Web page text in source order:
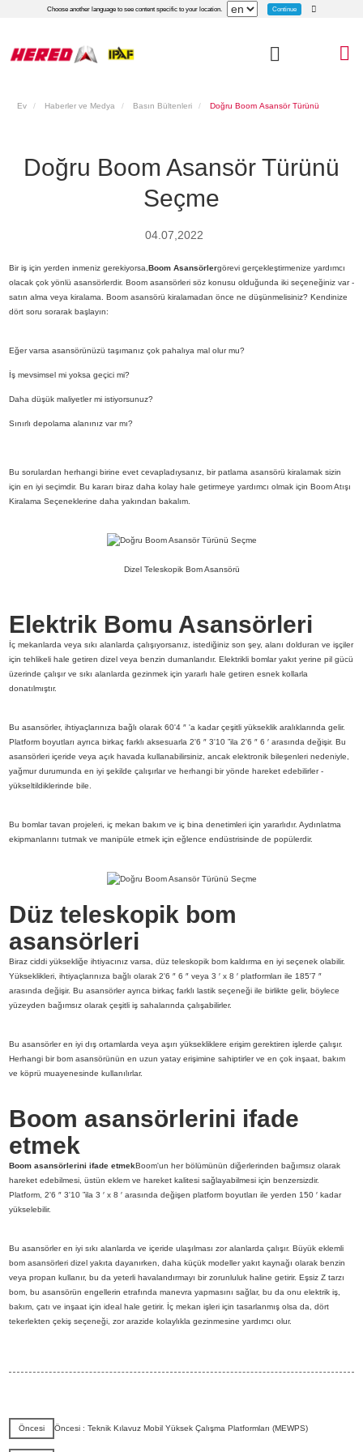
Choose another language to see content specific to your location. Continue
Ev Haberler ve Medya Basın Bültenleri
Doğru Boom Asansör Türünü
Seçme
04.07,2022
Bir iş için yerden inmeniz gerekiyorsa, Boom Asansörlergörevi gerçekleştirmenize yardımcı
olacak çok yönlü asansörlerdir. Boom asansörleri söz konusu olduğunda iki seçeneğiniz var -
satın alma veya kiralama. Boom asansörü kiralamadan önce ne düşünmelisiniz? Kendinize
dört soru sorarak başlayın:
Eğer varsa asansörünüzü taşımanız çok pahalıya mal olur mu?
İş mevsimsel mi yoksa geçici mi?
Daha düşük maliyetler mi istiyorsunuz?
Sınırlı depolama alanınız var mı?
Bu sorulardan herhangi birine evet cevapladıysanız, bir patlama asansörü kiralamak sizin
için en iyi seçimdir. Bu kararı biraz daha kolay hale getirmeye yardımcı olmak için Boom Atışı
Kiralama Seçeneklerine daha yakından bakalım.
Dizel Teleskopik Bom Asansörü
Elektrik Bomu Asansörleri
İç mekanlarda veya sıkı alanlarda çalışıyorsanız, istediğiniz son şey, alanı dolduran ve işçiler
için tehlikeli hale getiren dizel veya benzin dumanlarıdır. Elektrikli bomlar yakıt yerine pil gücü
üzerinde çalışır ve sıkı alanlarda gezinmek için yararlı hale getiren esnek kollarla
donatılmıştır.
Bu asansörler, ihtiyaçlarınıza bağlı olarak 60'4 ″ 'a kadar çeşitli yükseklik aralıklarında gelir.
Platform boyutları ayrıca birkaç farklı aksesuarla 2'6 ″ 3'10 ”ila 2'6 ″ 6 ′ arasında değişir. Bu
asansörleri içeride veya açık havada kullanabilirsiniz, ancak elektronik bileşenleri nedeniyle,
yağmur durumunda en iyi şekilde çalışırlar ve herhangi bir yönde hareket edebilirler -
yükseltildiklerinde bile.
Bu bomlar tavan projeleri, iç mekan bakım ve iç bina denetimleri için yararlıdır. Aydınlatma
ekipmanlarını tutmak ve manipüle etmek için eğlence endüstrisinde de popülerdir.
Düz teleskopik bom
asansörleri
Biraz ciddi yüksekliğe ihtiyacınız varsa, düz teleskopik bom kaldırma en iyi seçenek olabilir.
Yükseklikleri, ihtiyaçlarınıza bağlı olarak 2'6 ″ 6 ″ veya 3 ′ x 8 ′ platformları ile 185'7 ″
arasında değişir. Bu asansörler ayrıca birkaç farklı lastik seçeneği ile birlikte gelir, böylece
yüzeyden bağımsız olarak çeşitli iş sahalarında çalışabilirler.
Bu asansörler en iyi dış ortamlarda veya aşırı yüksekliklere erişim gerektiren işlerde çalışır.
Herhangi bir bom asansörünün en uzun yatay erişimine sahiptirler ve en çok inşaat, bakım
ve köprü muayenesinde kullanılırlar.
Boom asansörlerini ifade
etmek
Boom asansörlerini ifade etmekBoom'un her bölümünün diğerlerinden bağımsız olarak
hareket edebilmesi, üstün eklem ve hareket kalitesi sağlayabilmesi için benzersizdir.
Platform, 2'6 ″ 3'10 ”ila 3 ′ x 8 ′ arasında değişen platform boyutları ile yerden 150 ′ kadar
yükselebilir.
Bu asansörler en iyi sıkı alanlarda ve içeride ulaşılması zor alanlarda çalışır. Büyük eklemli
bom asansörleri dizel yakıta dayanırken, daha küçük modeller yakıt kaynağı olarak benzin
veya propan kullanır, bu da yeterli havalandırmayı bir zorunluluk haline getirir. Eşsiz Z tarzı
bom, bu asansörün engellerin etrafında manevra yapmasını sağlar, bu da onu elektrik iş,
bakım, çatı ve inşaat için ideal hale getirir. İç mekan işleri için tasarlanmış olsa da, dört
tekerlekten çekiş seçeneği, zor arazide kolaylıkla gezinmesine yardımcı olur.
Öncesi Öncesi : Teknik Kılavuz Mobil Yüksek Çalışma Platformları (MEWPS)